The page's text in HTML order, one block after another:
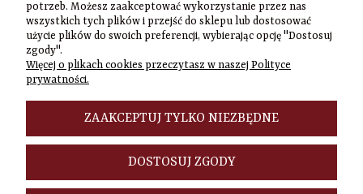
kontakt
Zamówienia
al. Jana Pawła
00-148
potrzeb. Możesz zaakceptować wykorzystanie przez nas
wszystkich tych plików i przejść do sklepu lub dostosować
użycie plików do swoich preferencji, wybierając opcję "Dostosuj
zgody".
Więcej o plikach cookies przeczytasz w naszej Polityce
prywatności.
ZAAKCEPTUJ TYLKO NIEZBĘDNE
DOSTOSUJ ZGODY